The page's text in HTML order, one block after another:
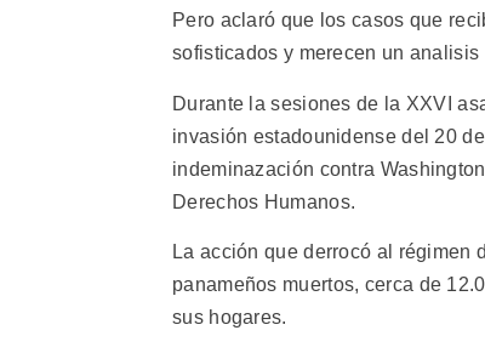
Pero aclaró que los casos que
sofisticados y merecen un analisis
Durante la sesiones de la XXVI
invasión estadounidense del 20
indeminazación contra
Derechos Humanos.
La acción que derrocó al régimen
panameños muertos, cerca de
sus hogares.